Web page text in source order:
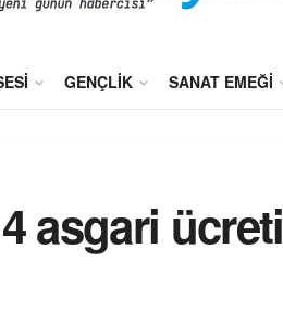
GENÇLIK SANAT EMEĞI
asgari ücreti